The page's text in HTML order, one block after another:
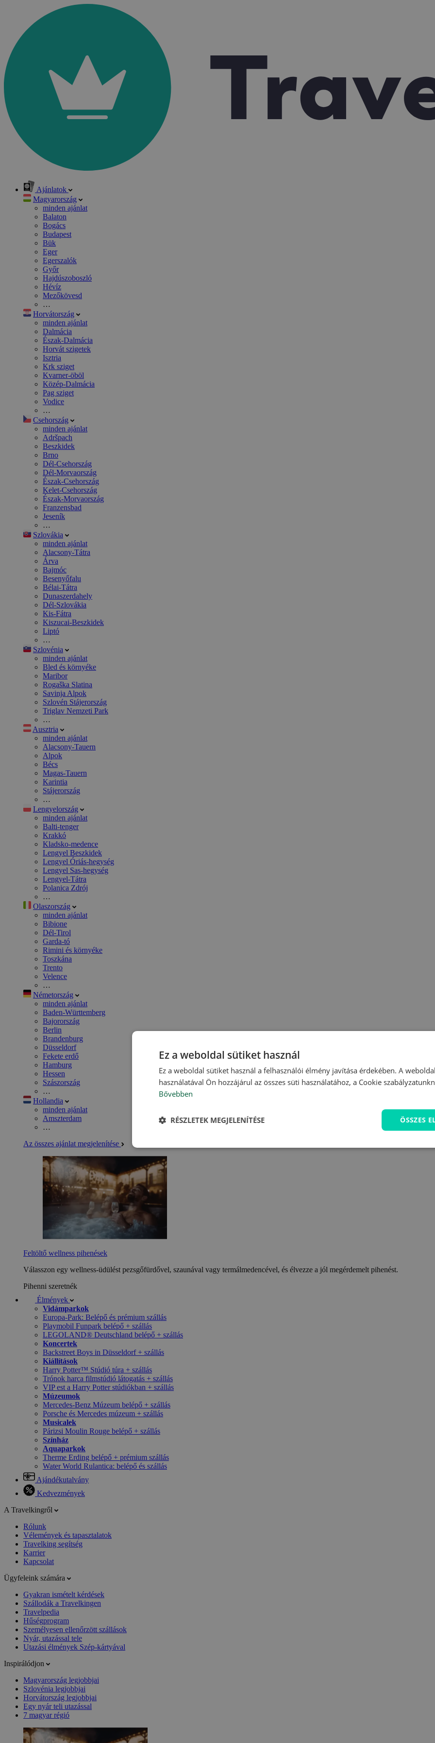
Ajánlatok
Magyarország
minden ajánlat
Balaton
Bogács
Budapest
Bük
Eger
Egerszalók
Győr
Hajdúszoboszló
Hévíz
Mezőkövesd
…
Horvátország
minden ajánlat
Dalmácia
Észak-Dalmácia
Horvát szigetek
Isztria
Krk sziget
Kvarner-öböl
Közép-Dalmácia
Pag sziget
Vodice
…
Csehország
minden ajánlat
Adršpach
Beszkidek
Brno
Dél-Csehország
Dél-Morvaország
Észak-Csehország
Kelet-Csehország
Észak-Morvaország
Franzensbad
Jeseník
…
Szlovákia
minden ajánlat
Alacsony-Tátra
Árva
Bajmóc
Besenyőfalu
Bélai-Tátra
Dunaszerdahely
Dél-Szlovákia
Kis-Fátra
Kiszucai-Beszkidek
Liptó
…
Szlovénia
minden ajánlat
Bled és környéke
Maribor
Rogaška Slatina
Savinja Alpok
Szlovén Stájerország
Triglav Nemzeti Park
…
Ausztria
minden ajánlat
Alacsony-Tauern
Alpok
Bécs
Magas-Tauern
Karintia
Stájerország
…
Lengyelország
minden ajánlat
Balti-tenger
Krakkó
Kladsko-medence
Lengyel Beszkidek
Lengyel Óriás-hegység
Lengyel Sas-hegység
Lengyel-Tátra
Polanica Zdrój
…
Olaszország
minden ajánlat
Bibione
Dél-Tirol
Garda-tó
Rimini és környéke
Toszkána
Trento
Velence
…
Németország
minden ajánlat
Baden-Württemberg
Bajorország
Berlin
Brandenburg
Düsseldorf
Fekete erdő
Hamburg
Hessen
Szászország
…
Hollandia
minden ajánlat
Amszterdam
…
Az összes ajánlat megjelenítése
Feltöltő wellness pihenések
Válasszon egy wellness-üdülést pezsgőfürdővel, szaunával vagy termálmedencével, és élvezze a jól megérdemelt pihenést.
Pihenni szeretnék
Élmények
Vidámparkok
Europa-Park: Belépő és prémium szállás
Playmobil Funpark belépő + szállás
LEGOLAND® Deutschland belépő + szállás
Koncertek
Backstreet Boys in Düsseldorf + szállás
Kiállítások
Harry Potter™ Stúdió túra + szállás
Trónok harca filmstúdió látogatás + szállás
VIP est a Harry Potter stúdiókban + szállás
Múzeumok
Mercedes-Benz Múzeum belépő + szállás
Porsche és Mercedes múzeum + szállás
Musicalek
Párizsi Moulin Rouge belépő + szállás
Színház
Aquaparkok
Therme Erding belépő + prémium szállás
Water World Rulantica: belépő és szállás
Ajándékutalvány
Kedvezmények
A Travelkingről
Rólunk
Vélemények és tapasztalatok
Travelking segítség
Karrier
Kapcsolat
Ügyfeleink számára
Gyakran ismételt kérdések
Szállodák a Travelkingen
Travelpedia
Hűségprogram
Személyesen ellenőrzött szállások
Nyár, utazással tele
Utazási élmények Szép-kártyával
Inspirálódjon
Magyarország legjobbjai
Szlovénia legjobbjai
Horvátország legjobbjai
Egy nyár teli utazással
7 magyar régió
Ez a weboldal sütiket használ
Ez a weboldal sütiket használ a felhasználói élmény javítása érdekében. A
használatával Ön hozzájárul az összes süti használatához, a Cookie
Bővebben
ÖSSZES
RÉSZLETEK MEGJELENÍTÉSE